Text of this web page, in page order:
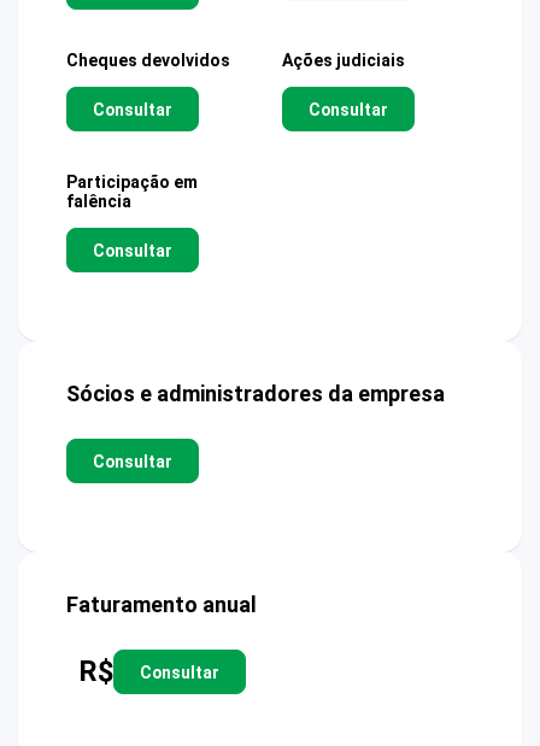
Cheques devolvidos
Consultar
Ações judiciais
Consultar
Participação em
falência
Consultar
Sócios e administradores da empresa
Consultar
Faturamento anual
R$ Consultar